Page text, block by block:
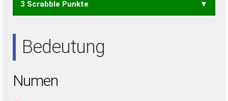
NEUN
3 Scrabble Punkte
Bedeutung
Numen